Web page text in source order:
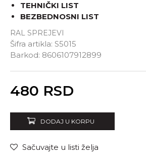
RAL SPREJEVI
Šifra artikla: S5015
Barkod: 8606107912899
TEHNIČKI LIST
BEZBEDNOSNI LIST
480 RSD
DODAJ U KORPU
Sačuvajte u listi želja